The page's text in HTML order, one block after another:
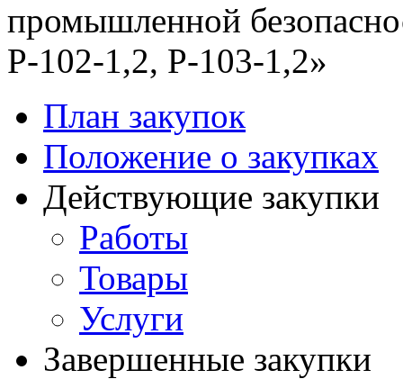
промышленной
Р-102-1,2, Р-103-1,2»
План закупок
Положение о закупках
Действующие закупки
Работы
Товары
Услуги
Завершенные закупки